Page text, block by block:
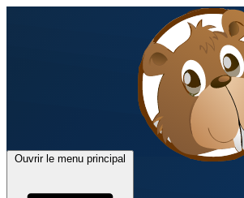
Ouvrir le menu principal